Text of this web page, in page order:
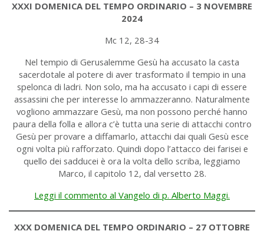
XXXI DOMENICA DEL TEMPO ORDINARIO – 3 NOVEMBRE
2024
Mc 12, 28-34
Nel tempio di Gerusalemme Gesù ha accusato la casta
sacerdotale al potere di aver trasformato il tempio in una
spelonca di ladri. Non solo, ma ha accusato i capi di essere
assassini che per interesse lo ammazzeranno. Naturalmente
vogliono ammazzare Gesù, ma non possono perché hanno
paura della folla e allora c’è tutta una serie di attacchi contro
Gesù per provare a diffamarlo, attacchi dai quali Gesù esce
ogni volta più rafforzato. Quindi dopo l’attacco dei farisei e
quello dei sadducei è ora la volta dello scriba, leggiamo
Marco, il capitolo 12, dal versetto 28.
Leggi il commento al Vangelo di p. Alberto Maggi.
XXX DOMENICA DEL TEMPO ORDINARIO – 27 OTTOBRE